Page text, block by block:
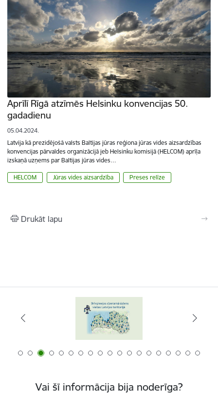
Aprīlī Rīgā atzīmēs Helsinku konvencijas 50.
gadadienu
05.04.2024.
Latvija kā prezidējošā valsts Baltijas jūras reģiona jūras vides aizsardzības
konvencijas pārvaldes organizācijā jeb Helsinku komisijā (HELCOM) aprīļa
izskaņā uzņems par Baltijas jūras vides…
HELCOM Jūras vides aizsardzība Preses relīze
Drukāt lapu
Vai šī informācija bija noderīga?